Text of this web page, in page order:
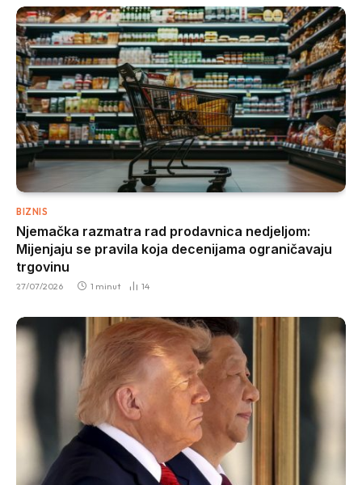
BIZNIS
Njemačka razmatra rad prodavnica nedjeljom:
Mijenjaju se pravila koja decenijama ograničavaju
trgovinu
27/07/2026 1 minut 14